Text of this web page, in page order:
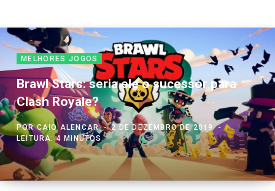
MELHORES JOGOS
Brawl Stars: seria ele o sucessor para
Clash Royale?
PORCAIO ALENCAR
2 DE DEZEMBRO DE 2019
LEITURA: 4 MINUTOS